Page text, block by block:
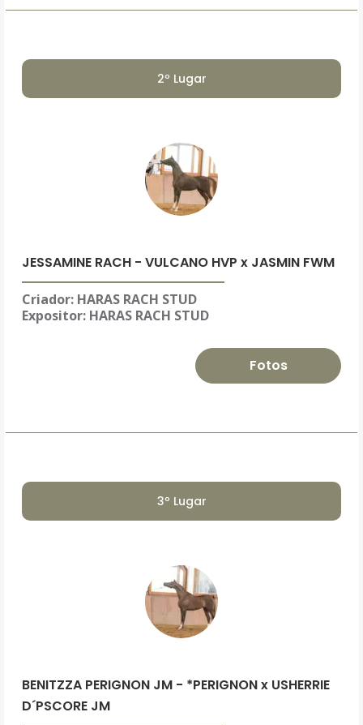
2º Lugar
JESSAMINE RACH - VULCANO HVP x JASMIN FWM
Criador: HARAS RACH STUD
Expositor: HARAS RACH STUD
Fotos
3º Lugar
BENITZZA PERIGNON JM - *PERIGNON x USHERRIE
D´PSCORE JM